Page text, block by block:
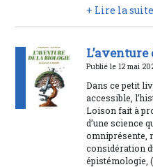
+ Lire la suite
Publié le 12 mai
Dans ce petit
accessible,
Loison fait à
d’une science
omniprésente,
considération
épistémologie,